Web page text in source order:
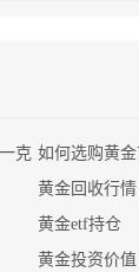
克 如何选购黄
黄金回收行情
黄金etf持仓
黄金投资价值